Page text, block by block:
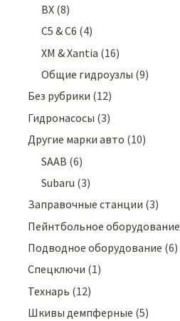
BX (8)
C5 & C6 (4)
XM & Xantia (16)
Общие гидроузлы (9)
Без рубрики (12)
Гидронасосы (3)
Другие марки авто (10)
SAAB (6)
Subaru (3)
Заправочные станции (3)
Пейнтбольное оборудование
Подводное оборудование (6)
Спецключи (1)
Технарь (12)
Шкивы демпферные (5)